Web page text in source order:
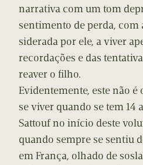
narrativa com um tom
sentimento de perda, com
siderada por ele, a viver
recordações e das
reaver o filho.
Evidentemente, este não
se viver quando se tem 14
Sattouf no início deste
quando sempre se sentiu
em França, olhado de